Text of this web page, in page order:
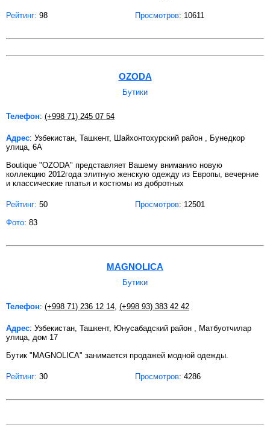
Рейтинг: 98 Просмотров: 10611
OZODA
Бутики
Телефон: (+998 71) 245 07 54
Адрес: Узбекистан, Ташкент, Шайхонтохурский район , Бунедкор
улица, 6А
Boutique "OZODA" представляет Вашему вниманию новую
коллекцию 2012года элитную женскую одежду из Европы, вечерние
и классические платья и костюмы из добротных
Рейтинг: 50 Просмотров: 12501
Фото: 83
MAGNOLICA
Бутики
Телефон: (+998 71) 236 12 14 (+998 93) 383 42 42
Адрес: Узбекистан, Ташкент, Юнусабадский район , Матбуотчилар
улица, дом 17
Бутик "MAGNOLICA" занимается продажей модной одежды.
Рейтинг: 30 Просмотров: 4286